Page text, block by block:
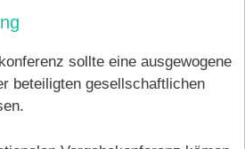
sollte eine ausgewogene
beteiligten gesellschaftlichen